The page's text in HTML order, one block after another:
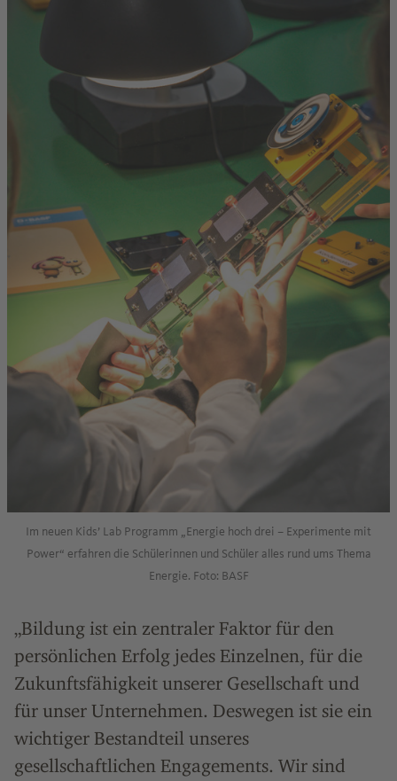
Im neuen Kidsʼ Lab Programm „Energie hoch drei – Experimente mit
Power“ erfahren die Schülerinnen und Schüler alles rund ums Thema
Energie. Foto: BASF
„Bildung ist ein zentraler Faktor für den
persönlichen Erfolg jedes Einzelnen, für die
Zukunftsfähigkeit unserer Gesellschaft und
für unser Unternehmen. Deswegen ist sie ein
wichtiger Bestandteil unseres
gesellschaftlichen Engagements. Wir sind